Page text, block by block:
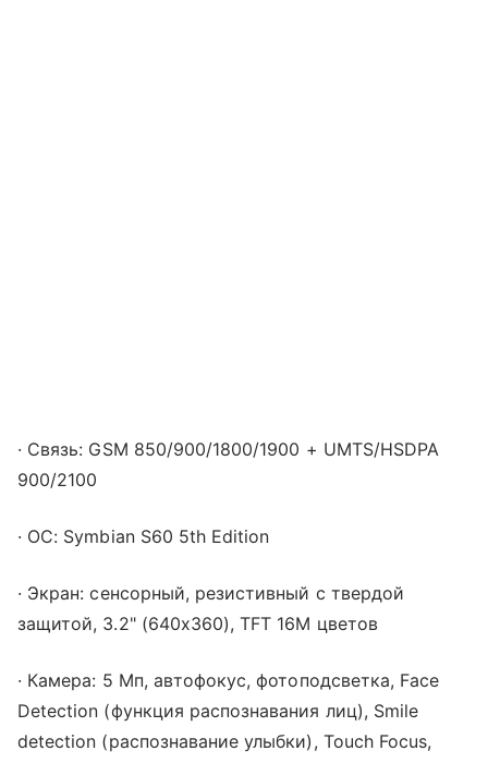
· Связь: GSM 850/900/1800/1900 + UMTS/HSDPA
900/2100
· ОС: Symbian S60 5th Edition
· Экран: сенсорный, резистивный с твердой
защитой, 3.2" (640х360), TFT 16М цветов
· Камера: 5 Мп, автофокус, фотоподсветка, Face
Detection (функция распознавания лиц), Smile
detection (распознавание улыбки), Touch Focus,